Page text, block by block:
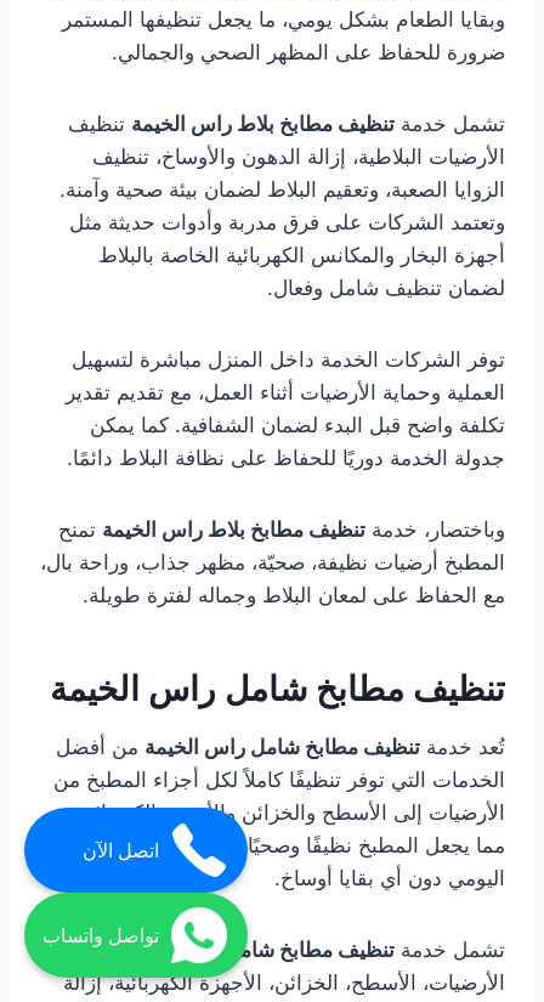
وبقايا الطعام بشكل يومي، ما يجعل تنظيفها المستمر
ضرورة للحفاظ على المظهر الصحي والجمالي.
تشمل خدمة تنظيف مطابخ بلاط راس الخيمة تنظيف
الأرضيات البلاطية، إزالة الدهون والأوساخ، تنظيف
الزوايا الصعبة، وتعقيم البلاط لضمان بيئة صحية وآمنة.
وتعتمد الشركات على فرق مدربة وأدوات حديثة مثل
أجهزة البخار والمكانس الكهربائية الخاصة بالبلاط
لضمان تنظيف شامل وفعال.
توفر الشركات الخدمة داخل المنزل مباشرة لتسهيل
العملية وحماية الأرضيات أثناء العمل، مع تقديم تقدير
تكلفة واضح قبل البدء لضمان الشفافية. كما يمكن
جدولة الخدمة دوريًا للحفاظ على نظافة البلاط دائمًا.
وباختصار، خدمة تنظيف مطابخ بلاط راس الخيمة تمنح
المطبخ أرضيات نظيفة، صحيّة، مظهر جذاب، وراحة بال،
مع الحفاظ على لمعان البلاط وجماله لفترة طويلة.
تنظيف مطابخ شامل راس الخيمة
تُعد خدمة تنظيف مطابخ شامل راس الخيمة من أفضل
الخدمات التي توفر تنظيفًا كاملاً لكل أجزاء المطبخ من
الأرضيات إلى الأسطح والخزائن والأجهزة الكهربائية،
مما يجعل المطبخ نظيفًا وصحيًا وجاهزًا للاستخدام
اليومي دون أي بقايا أوساخ.
تشمل خدمة تنظيف مطابخ شامل راس الخيمةتنظيف
الأرضيات، الأسطح، الخزائن، الأجهزة الكهربائية، إزالة
اتصل الآن
تواصل واتساب